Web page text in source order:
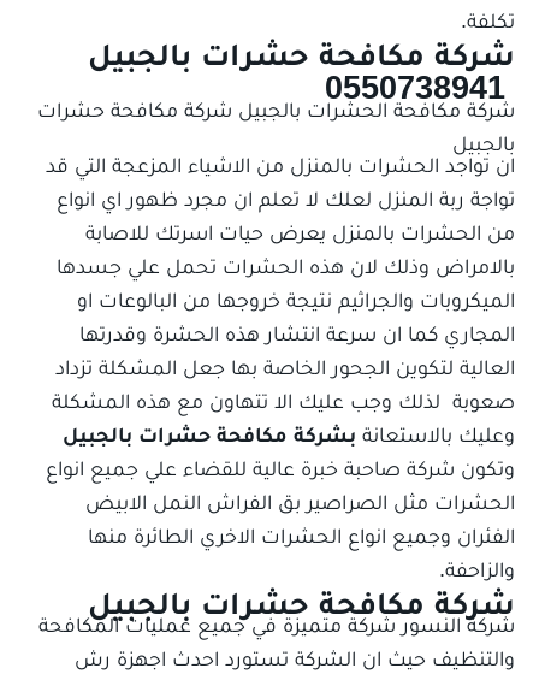
تكلفة.
شركة مكافحة حشرات بالجبيل
شركة مكافحة الحشرات بالجبيل شركة مكافحة حشرات
بالجبيل
ان تواجد الحشرات بالمنزل من الاشياء المزعجة التي قد
تواجة ربة المنزل لعلك لا تعلم ان مجرد ظهور اي انواع
من الحشرات بالمنزل يعرض حيات اسرتك للاصابة
بالامراض وذلك لان هذه الحشرات تحمل علي جسدها
الميكروبات والجراثيم نتيجة خروجها من البالوعات او
المجاري كما ان سرعة انتشار هذه الحشرة وقدرتها
العالية لتكوين الجحور الخاصة بها جعل المشكلة تزداد
صعوبة لذلك وجب عليك الا تتهاون مع هذه المشكلة
وعليك بالاستعانة بشركة مكافحة حشرات بالجبيل
وتكون شركة صاحبة خبرة عالية للقضاء علي جميع انواع
الحشرات مثل الصراصير بق الفراش النمل الابيض
الفئران وجميع انواع الحشرات الاخري الطائرة منها
والزاحفة.
شركة مكافحة حشرات بالجبيل
شركة النسور شركة متميزة في جميع عمليات المكافحة
والتنظيف حيث ان الشركة تستورد احدث اجهزة رش